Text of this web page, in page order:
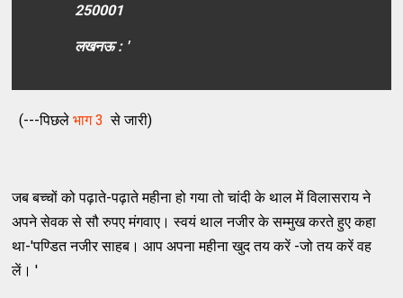
250001
लखनऊ : '
(---पिछलेभाग 3 से जारी)
जब बच्चों को पढ़ाते-पढ़ाते महीना हो गया तो चांदी के थाल में विलासराय ने
अपने सेवक से सौ रुपए मंगवाए। स्वयं थाल नजीर के सम्मुख करते हुए कहा
था-'पण्डित नजीर साहब। आप अपना महीना खुद तय करें -जो तय करें वह
लें। '